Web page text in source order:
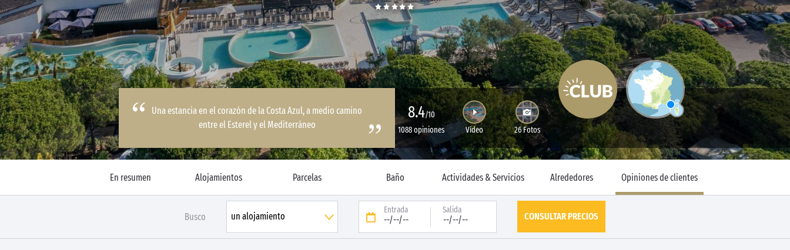
Una estancia en el corazón de la Costa Azul, a medio camino
entre el Esterel y el Mediterráneo
8.4/10
1088 opiniones
Vídeo 26 Fotos
En resumen Alojamientos Parcelas Baño Actividades & Servicios Alrededores Opiniones de clientes
Busco
Entrada
--/--/--
Salida
--/--/-- CONSULTAR PRECIOS